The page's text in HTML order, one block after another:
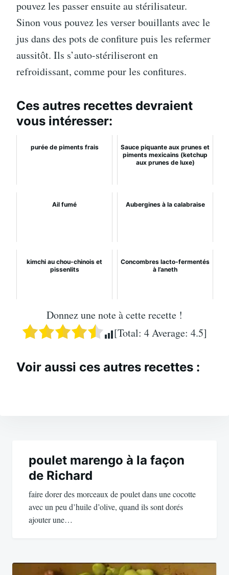
pouvez les passer ensuite au stérilisateur.
Sinon vous pouvez les verser bouillants avec le
jus dans des pots de confiture puis les refermer
aussitôt. Ils s’auto-stériliseront en
refroidissant, comme pour les confitures.
Ces autres recettes devraient
vous intéresser:
purée de piments frais
Sauce piquante aux prunes et
piments mexicains (ketchup
aux prunes de luxe)
Ail fumé Aubergines à la calabraise
kimchi au chou-chinois et
pissenlits
Concombres lacto-fermentés
à l’aneth
Donnez une note à cette recette !
[Total: 4Average: 4.5]
Voir aussi ces autres recettes :
l’article
poulet marengo à la façon
de Richard
faire dorer des morceaux de poulet dans une cocotte
avec un peu d’huile d’olive, quand ils sont dorés
ajouter une…